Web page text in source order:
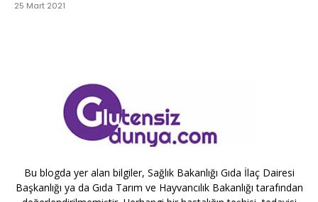
25 Mart 2021
Bu blogda yer alan bilgiler, Sağlık Bakanlığı Gıda İlaç Dairesi
Başkanlığı ya da Gıda Tarım ve Hayvancılık Bakanlığı tarafından